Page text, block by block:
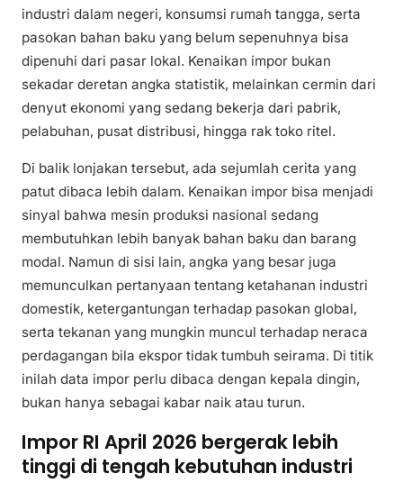
industri dalam negeri, konsumsi rumah tangga, serta
pasokan bahan baku yang belum sepenuhnya bisa
dipenuhi dari pasar lokal. Kenaikan impor bukan
sekadar deretan angka statistik, melainkan cermin dari
denyut ekonomi yang sedang bekerja dari pabrik,
pelabuhan, pusat distribusi, hingga rak toko ritel.
Di balik lonjakan tersebut, ada sejumlah cerita yang
patut dibaca lebih dalam. Kenaikan impor bisa menjadi
sinyal bahwa mesin produksi nasional sedang
membutuhkan lebih banyak bahan baku dan barang
modal. Namun di sisi lain, angka yang besar juga
memunculkan pertanyaan tentang ketahanan industri
domestik, ketergantungan terhadap pasokan global,
serta tekanan yang mungkin muncul terhadap neraca
perdagangan bila ekspor tidak tumbuh seirama. Di titik
inilah data impor perlu dibaca dengan kepala dingin,
bukan hanya sebagai kabar naik atau turun.
Impor RI April 2026 bergerak lebih
tinggi di tengah kebutuhan industri